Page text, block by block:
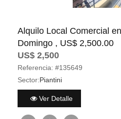
Alquilo Local Comercial
Domingo , US$ 2,500.00
US$ 2,500
Referencia: #135649
Sector:Piantini
Ver Detalle